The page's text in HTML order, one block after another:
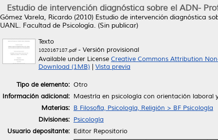
Estudio de intervención diagnóstica sobre el ADN-
Gómez Varela, Ricardo (2010) Estudio de intervención diagnóstica
UANL. Facultad de Psicología. (Sin publicar)
Texto
1020167187.pdf- Versión provisional
Available under License Creative Commons Attribution
Download (1MB)
Vista previa
Tipo de elemento: Otro
Información adicional: Maestría en psicología con orientación laboral
Materias: B Filosofía, Psicología, Religión > BF Psicología
Divisiones: Psicología
Usuario depositante: Editor Repositorio